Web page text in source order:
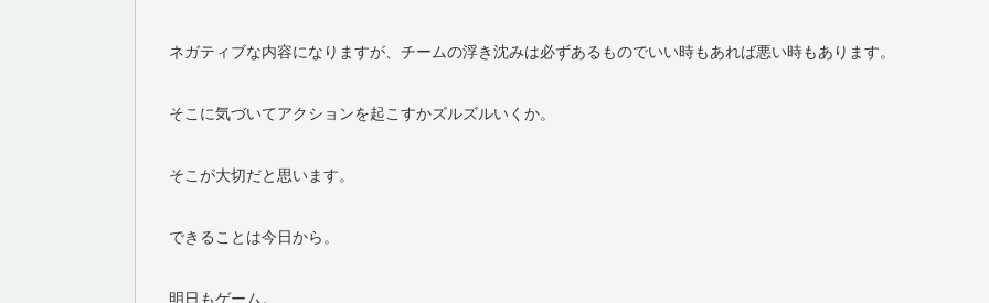
ネガティブな内容になりますが、チームの浮き沈みは必ずあるものでいい時もあれば悪い時もあります。
そこに気づいてアクションを起こすかズルズルいくか。
そこが大切だと思います。
できることは今日から。
明日もゲーム。